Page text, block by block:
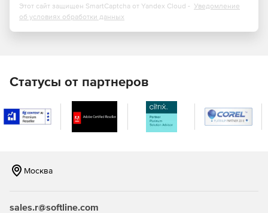
Этот сайт защищен SmartCaptcha от Yandex Cloud - Уведомление
об условиях обработки данных
Статусы от партнеров
Москва
sales.r@softline.com